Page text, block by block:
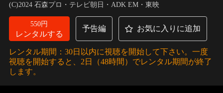
し…。
(C)2024 石森プロ・テレビ朝日・ADK EM・東映
550円
レンタルする
予告編 お気に入りに追加
レンタル期間：30日以内に視聴を開始して下さい。一度
視聴を開始すると、2日（48時間）でレンタル期間が終了
します。